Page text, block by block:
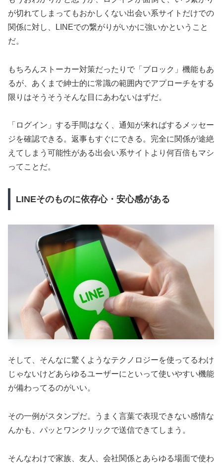
が切れてしまってもおかしくない出会い系サイトだけでの
関係に対し、LINEでの繋がりがいかに強いかということ
だ。
もちろんストーカー対策だったりで「ブロック」機能もあ
るが、あくまで紳士的に常識の範囲内でアプローチをする
限りはそうそうそんな目にあわないはずだ。
「ログイン」する手間はなく、通知が来ればするメッセー
ジを確認できる。返事もすぐにできる。完全に関係が途絶
えてしまう可能性がある出会い系サイトより何百倍もマシ
ってことだ。
LINEそのものに依存心・安心感がある
そして、そんなに驚くようなテクノロジーを使ってるわけ
じゃないけどあらゆるユーザーにといって使いやすい機能
が備わってるのがいい。
その一例がスタンプだ。うまく言葉で表現できない感情な
んかも、パッとワンクリックで送信できてしまう。
そんなわけで家族、友人、会社関係とあらゆる場面で使わ